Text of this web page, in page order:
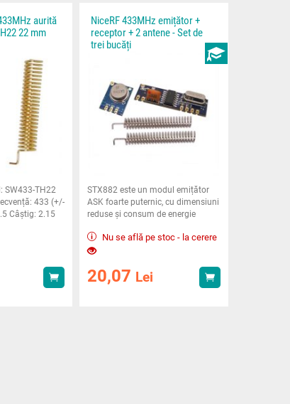
aurită
22 mm
SW433-TH22
433 (+/-
Câștig: 2.15
Achiziționează
NiceRF 433MHz emițător +
receptor + 2 antene - Set de
trei bucăți
STX882 este un modul emițător
ASK foarte puternic, cu dimensiuni
reduse și consum de energie
Nu se află pe stoc - la cerere
20,07 Lei Achiziționează